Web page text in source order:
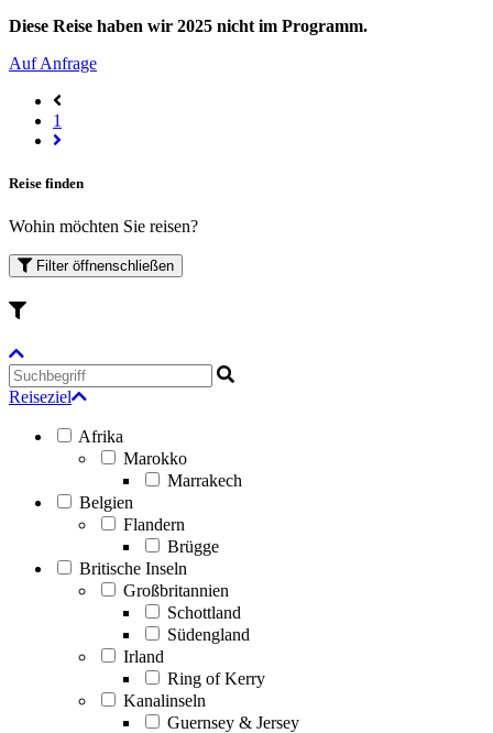
Diese Reise haben wir 2025 nicht im Programm.
Auf Anfrage
1
Reise finden
Wohin möchten Sie reisen?
Filter öffnenschließen
Reiseziel
Afrika
Marokko
Marrakech
Belgien
Flandern
Brügge
Britische Inseln
Großbritannien
Schottland
Südengland
Irland
Ring of Kerry
Kanalinseln
Guernsey & Jersey